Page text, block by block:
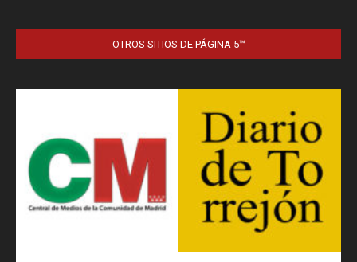
OTROS SITIOS DE PÁGINA 5™